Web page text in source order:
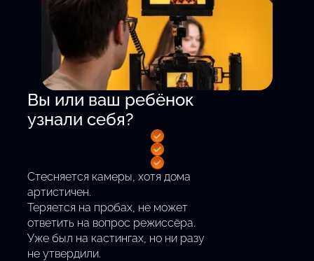
Вы или ваш ребёнок
узнали себя?
Стесняется камеры, хотя дома
артистичен.
Теряется на пробах, не может
ответить на вопрос режиссёра.
Уже был на кастингах, но ни разу
не утвердили.